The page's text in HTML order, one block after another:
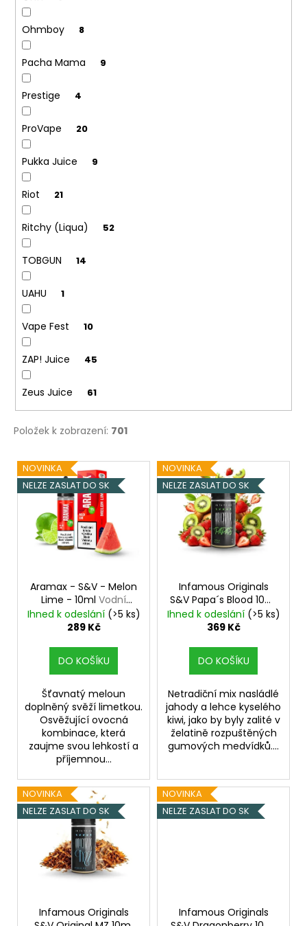
Ohmboy 8
Pacha Mama 9
Prestige 4
ProVape 20
Pukka Juice 9
Riot 21
Ritchy (Liqua) 52
TOBGUN 14
UAHU 1
Vape Fest 10
ZAP! Juice 45
Zeus Juice 61
Položek k zobrazení: 701
V
ý
p
NOVINKA
NELZE ZASLAT DO SK
Aramax - S&V - Melon
Lime - 10ml Vodní
meloun s limetkou
Ihned k odeslání (>5 ks)
289 Kč
DO KOŠÍKU
Šťavnatý meloun
doplněný svěží limetkou.
Osvěžující ovocná
kombinace, která
zaujme svou lehkostí a
příjemnou...
NOVINKA
NELZE ZASLAT DO SK
Infamous Originals
S&V Papa´s Blood 10ml
Jahoda s kiwi
Ihned k odeslání (>5 ks)
369 Kč
DO KOŠÍKU
Netradiční mix nasládlé
jahody a lehce kyselého
kiwi, jako by byly zalité v
želatině rozpuštěných
gumových medvídků....
NOVINKA
NELZE ZASLAT DO SK
Infamous Originals
NOVINKA
NELZE ZASLAT DO SK
Infamous Originals